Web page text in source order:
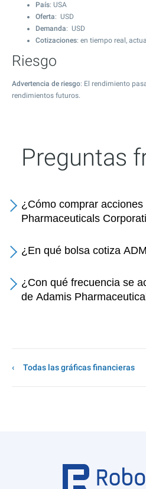
País: USA
Oferta: USD
Demanda: USD
Cotizaciones: en tiempo real,
Riesgo
Advertencia de riesgo: El rendimiento
rendimientos futuros.
Preguntas
¿Cómo comprar
Pharmaceuticals
¿En qué bolsa cotiza
¿Con qué frecuencia se
de Adamis
Todas las gráficas financieras